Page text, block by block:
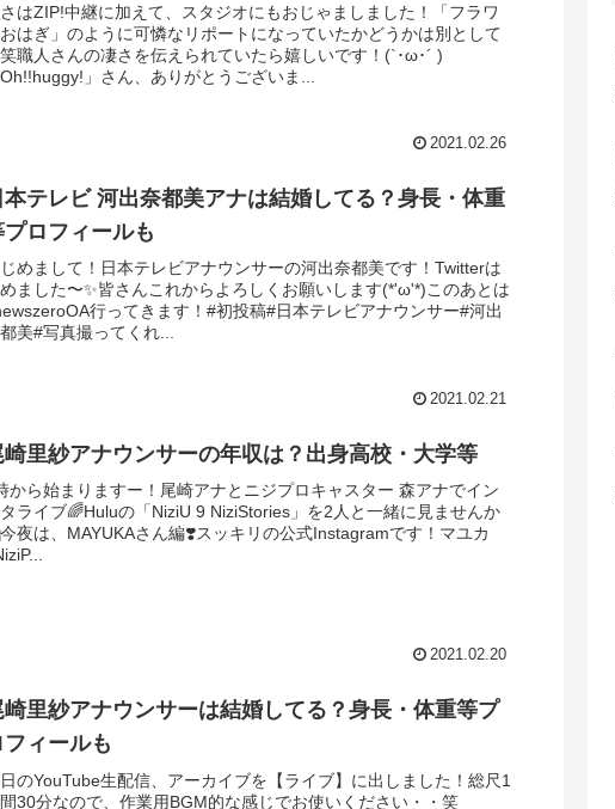
はZIP!中継に加えて、スタジオにもおじゃましました！「フラワ
はぎ」のように可憐なリポートになっていたかどうかは別として
職人さんの凄さを伝えられていたら嬉しいです！(`･ω･´ )
Oh!!huggy!」さん、ありがとうございま...
2021.02.26
本テレビ 河出奈都美アナは結婚してる？身長・体重
プロフィールも
めまして！日本テレビアナウンサーの河出奈都美です！Twitterは
めました〜✨皆さんこれからよろしくお願いします(*'ω'*)このあとは
行ってきます！#初投稿#日本テレビアナウンサー#河出
美#写真撮ってくれ...
2021.02.21
崎里紗アナウンサーの年収は？出身高校・大学等
から始まりますー！尾崎アナとニジプロキャスター 森アナでイン
ライブ🌈Huluの「NiziU 9 NiziStories」を2人と一緒に見ませんか
夜は、MAYUKAさん編❣️スッキリの公式Instagramです！マユカ
2021.02.20
崎里紗アナウンサーは結婚してる？身長・体重等プ
フィールも
のYouTube生配信、アーカイブを【ライブ】に出しました！総尺1
30分なので、作業用BGM的な感じでお使いください・・笑